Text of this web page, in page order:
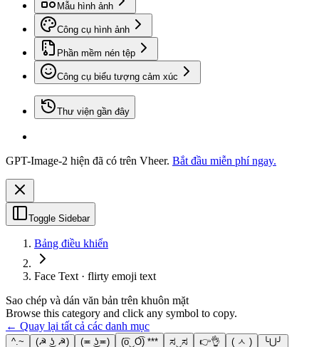
Mẫu hình ảnh
Công cụ hình ảnh
Phần mềm nén tệp
Công cụ biểu tượng cảm xúc
Thư viện gần đây
GPT-Image-2 hiện đã có trên Vheer. Bắt đầu miễn phí ngay.
Toggle Sidebar
Bảng điều khiển
Face Text · flirty emoji text
Sao chép và dán văn bản trên khuôn mặt
Browse this category and click any symbol to copy.
← Quay lại tất cả các danh mục
^.~ (☭ ͜ʖ ☭) (≖ ͜ʖ≖) (͡o‿O͡) *** ಸ‿ಸ 👉👌 ( ㅅ ) ╰⋃╯